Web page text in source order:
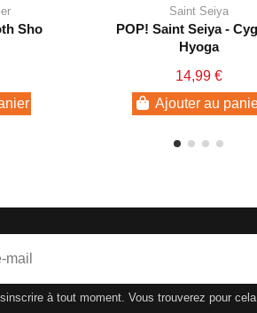
Sho
Saint Seiya
POP! Saint Seiya -
Hyoga
14,99 €
Ajouter au
à tout moment. Vous trouverez pour